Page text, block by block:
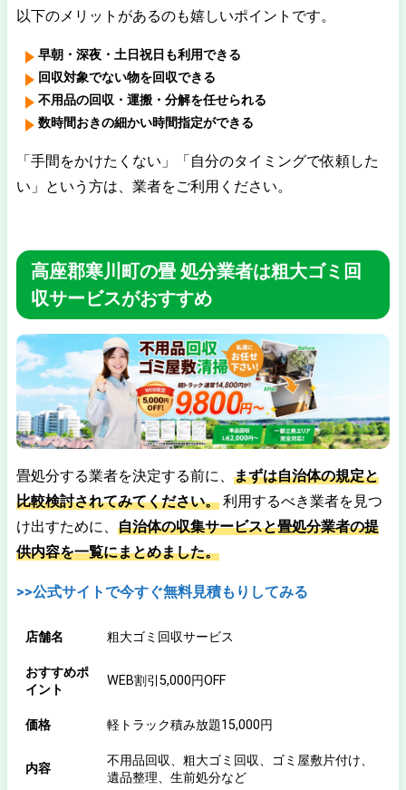
以下のメリットがあるのも嬉しいポイントです。
早朝・深夜・土日祝日も利用できる
回収対象でない物を回収できる
不用品の回収・運搬・分解を任せられる
数時間おきの細かい時間指定ができる
「手間をかけたくない」「自分のタイミングで依頼した
い」という方は、業者をご利用ください。
高座郡寒川町の畳 処分業者は粗大ゴミ回
収サービスがおすすめ
畳処分する業者を決定する前に、 まずは自治体の規定と
比較検討されてみてください。利用するべき業者を見つ
け出すために、 自治体の収集サービスと畳処分業者の提
供内容を一覧にまとめました。
>>公式サイトで今すぐ無料見積もりしてみる
店舗名 粗大ゴミ回収サービス
おすすめポ
イント
WEB割引5,000円OFF
価格 軽トラック積み放題15,000円
内容
不用品回収、粗大ゴミ回収、ゴミ屋敷片付け、
遺品整理、生前処分など